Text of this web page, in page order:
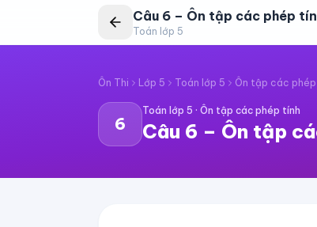
Câu 6 – Ôn tập các phép
Toán lớp 5
Ôn Thi Lớp 5 Toán lớp 5 Ôn tập các
6
Toán lớp 5 · Ôn tập các phép tính
Câu 6 – Ôn tập